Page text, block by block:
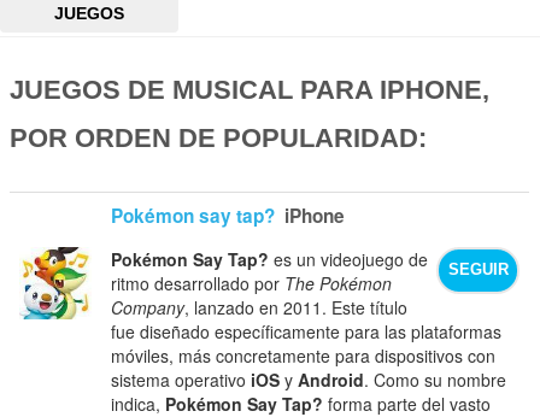
JUEGOS
JUEGOS DE MUSICAL PARA IPHONE,
POR ORDEN DE POPULARIDAD:
Pokémon say tap? iPhone
SEGUIR
Pokémon Say Tap? es un videojuego de
ritmo desarrollado por The Pokémon
Company, lanzado en 2011. Este título
fue diseñado específicamente para las plataformas
móviles, más concretamente para dispositivos con
sistema operativo iOS yAndroid. Como su nombre
indica, Pokémon Say Tap? forma parte del vasto